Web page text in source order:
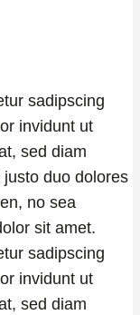
sadipscing
invidunt ut
sed diam
duo dolores
no sea
sit amet.
sadipscing
invidunt ut
sed diam